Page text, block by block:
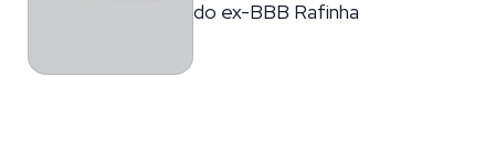
do ex-BBB Rafinha